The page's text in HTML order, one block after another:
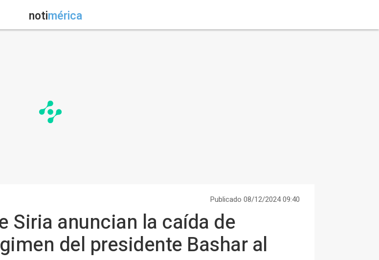
notimérica
Publicado 08/12/2024 09:40
Siria anuncian la caída de
del presidente Bashar al